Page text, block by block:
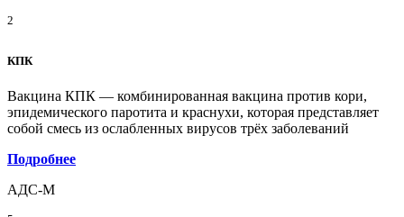
2
КПК
Вакцина КПК — комбинированная вакцина против кори,
эпидемического паротита и краснухи, которая представляет
собой смесь из ослабленных вирусов трёх заболеваний
Подробнее
АДС-М